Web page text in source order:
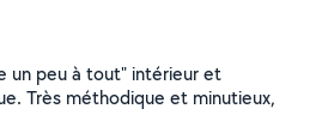
un peu à tout" intérieur et
Très méthodique et minutieux,